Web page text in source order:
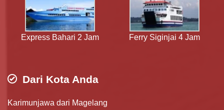
Express Bahari 2 Jam Ferry Siginjai 4 Jam
Dari Kota Anda
Karimunjawa dari Magelang